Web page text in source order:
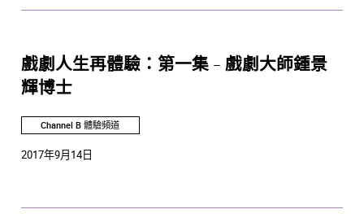
戲劇人生再體驗：第一集 - 戲劇大師鍾景
輝博士
Channel B 體驗頻道
2017年9月14日